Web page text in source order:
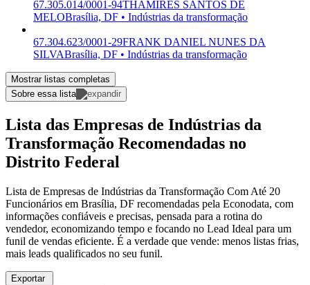
67.305.014/0001-94THAMIRES SANTOS DE
MELOBrasília, DF • Indústrias da transformação
67.304.623/0001-29FRANK DANIEL NUNES DA
SILVABrasília, DF • Indústrias da transformação
Mostrar listas completas
Sobre essa lista
Lista das Empresas de Indústrias da
Transformação Recomendadas no
Distrito Federal
Lista de Empresas de Indústrias da Transformação Com Até 20
Funcionários em Brasília, DF recomendadas pela Econodata, com
informações confiáveis e precisas, pensada para a rotina do
vendedor, economizando tempo e focando no Lead Ideal para um
funil de vendas eficiente. É a verdade que vende: menos listas frias,
mais leads qualificados no seu funil.
Exportar